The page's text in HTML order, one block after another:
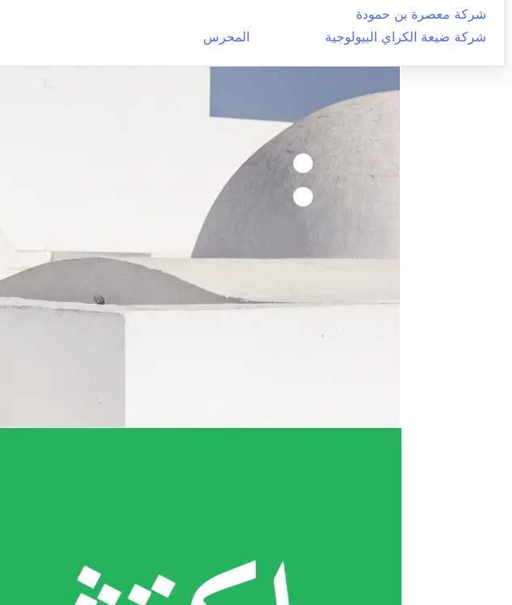
شركة معصرة بن حمودة
شركة ضيعة الكراي البيولوجية
المحرس